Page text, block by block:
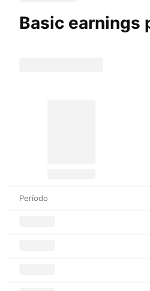
Basic earnings
Período